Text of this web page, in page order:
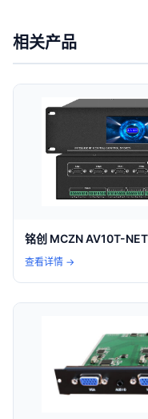
相关产品
铭创 MCZN AV10T-
查看详情 →